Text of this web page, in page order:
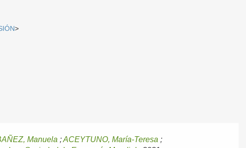
>
Manuela ;ACEYTUNO, María-Teresa ;